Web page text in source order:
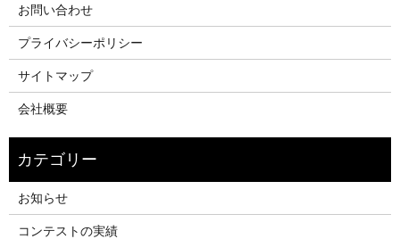
お問い合わせ
プライバシーポリシー
サイトマップ
会社概要
お知らせ
コンテストの実績